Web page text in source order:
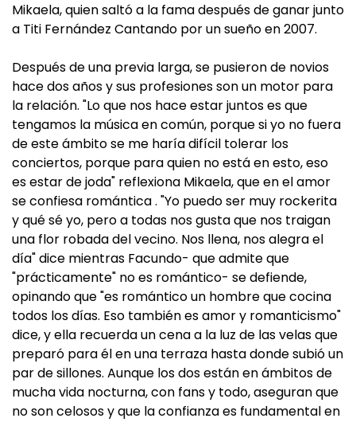
Mikaela, quien saltó a la fama después de ganar junto
a Titi Fernández Cantando por un sueño en 2007.
Después de una previa larga, se pusieron de novios
hace dos años y sus profesiones son un motor para
la relación. "Lo que nos hace estar juntos es que
tengamos la música en común, porque si yo no fuera
de este ámbito se me haría difícil tolerar los
conciertos, porque para quien no está en esto, eso
es estar de joda" reflexiona Mikaela, que en el amor
se confiesa romántica . "Yo puedo ser muy rockerita
y qué sé yo, pero a todas nos gusta que nos traigan
una flor robada del vecino. Nos llena, nos alegra el
día" dice mientras Facundo- que admite que
"prácticamente" no es romántico- se defiende,
opinando que "es romántico un hombre que cocina
todos los días. Eso también es amor y romanticismo"
dice, y ella recuerda un cena a la luz de las velas que
preparó para él en una terraza hasta donde subió un
par de sillones. Aunque los dos están en ámbitos de
mucha vida nocturna, con fans y todo, aseguran que
no son celosos y que la confianza es fundamental en